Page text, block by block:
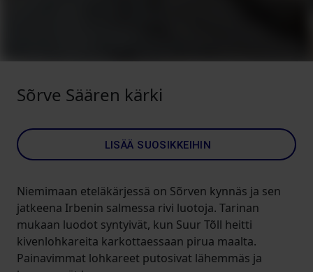
Sõrve Säären kärki
LISÄÄ SUOSIKKEIHIN
Niemimaan eteläkärjessä on Sõrven kynnäs ja sen
jatkeena Irbenin salmessa rivi luotoja. Tarinan
mukaan luodot syntyivät, kun Suur Tõll heitti
kivenlohkareita karkottaessaan pirua maalta.
Painavimmat lohkareet putosivat lähemmäs ja